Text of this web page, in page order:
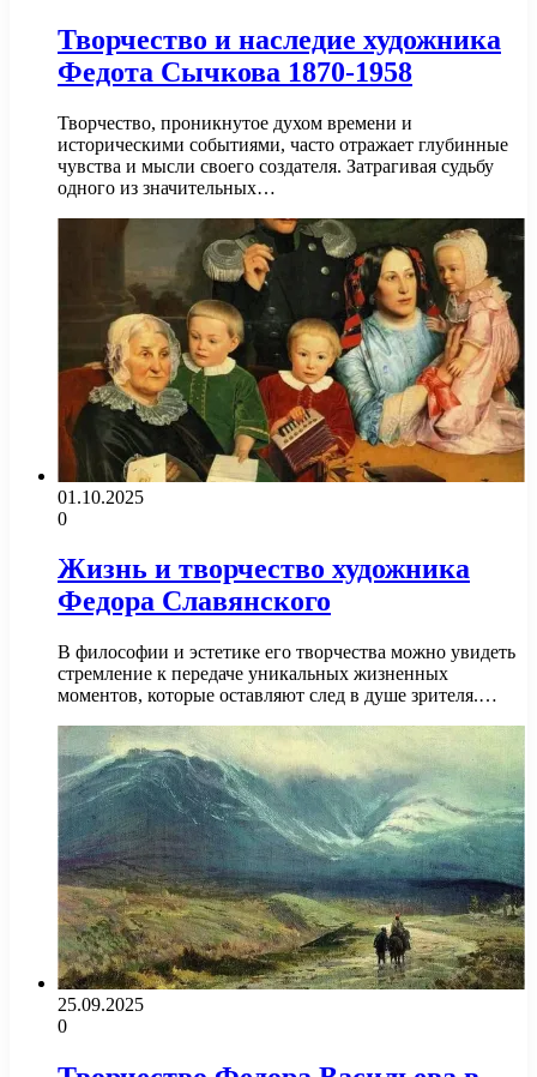
Творчество и наследие художника
Федота Сычкова 1870-1958
Творчество, проникнутое духом времени и
историческими событиями, часто отражает глубинные
чувства и мысли своего создателя. Затрагивая судьбу
одного из значительных…
01.10.2025
0
Жизнь и творчество художника
Федора Славянского
В философии и эстетике его творчества можно увидеть
стремление к передаче уникальных жизненных
моментов, которые оставляют след в душе зрителя.…
25.09.2025
0